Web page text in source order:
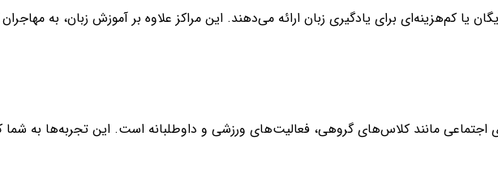
یا کم‌هزینه‌ای برای یادگیری زبان ارائه می‌دهند. این مراکز علاوه بر آموزش زبان، به
اجتماعی مانند کلاس‌های گروهی، فعالیت‌های ورزشی و داوطلبانه است. این تجربه‌ها به